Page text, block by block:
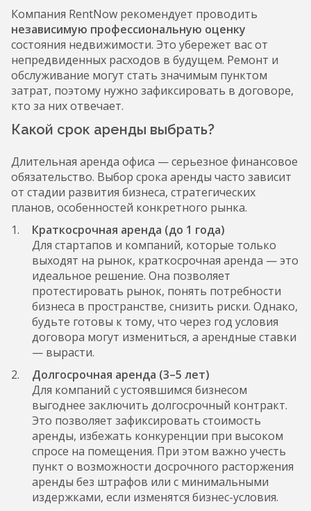
Компания RentNow рекомендует проводить
независимую профессиональную оценку
состояния недвижимости. Это убережет вас от
непредвиденных расходов в будущем. Ремонт и
обслуживание могут стать значимым пунктом
затрат, поэтому нужно зафиксировать в договоре,
кто за них отвечает.
Какой срок аренды выбрать?
Длительная аренда офиса — серьезное финансовое
обязательство. Выбор срока аренды часто зависит
от стадии развития бизнеса, стратегических
планов, особенностей конкретного рынка.
Краткосрочная аренда (до 1 года)
Для стартапов и компаний, которые только
выходят на рынок, краткосрочная аренда — это
идеальное решение. Она позволяет
протестировать рынок, понять потребности
бизнеса в пространстве, снизить риски. Однако,
будьте готовы к тому, что через год условия
договора могут измениться, а арендные ставки
— вырасти.
Долгосрочная аренда (3–5 лет)
Для компаний с устоявшимся бизнесом
выгоднее заключить долгосрочный контракт.
Это позволяет зафиксировать стоимость
аренды, избежать конкуренции при высоком
спросе на помещения. При этом важно учесть
пункт о возможности досрочного расторжения
аренды без штрафов или с минимальными
издержками, если изменятся бизнес-условия.